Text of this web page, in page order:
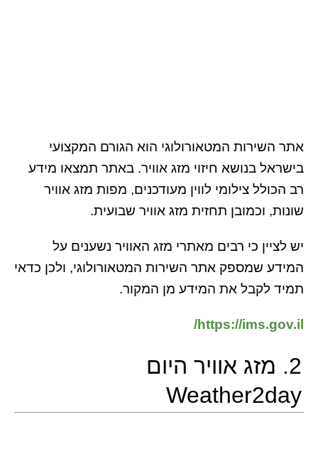
אתר השירות המטאורולוגי הוא הגורם המקצועי
בישראל בנושא חיזוי מזג אוויר. באתר תמצאו מידע
רב הכולל צילומי לווין מעודכנים, מפות מזג אוויר
שונות, וכמובן תחזית מזג אוויר שבועית.
יש לציין כי רבים מאתרי מזג האוויר נשענים על
המידע שמספק אתר השירות המטאורולוגי, ולכן כדאי
תמיד לקבל את המידע מן המקור.
https://ims.gov.il/
2. מזג אוויר היום
Weather2day